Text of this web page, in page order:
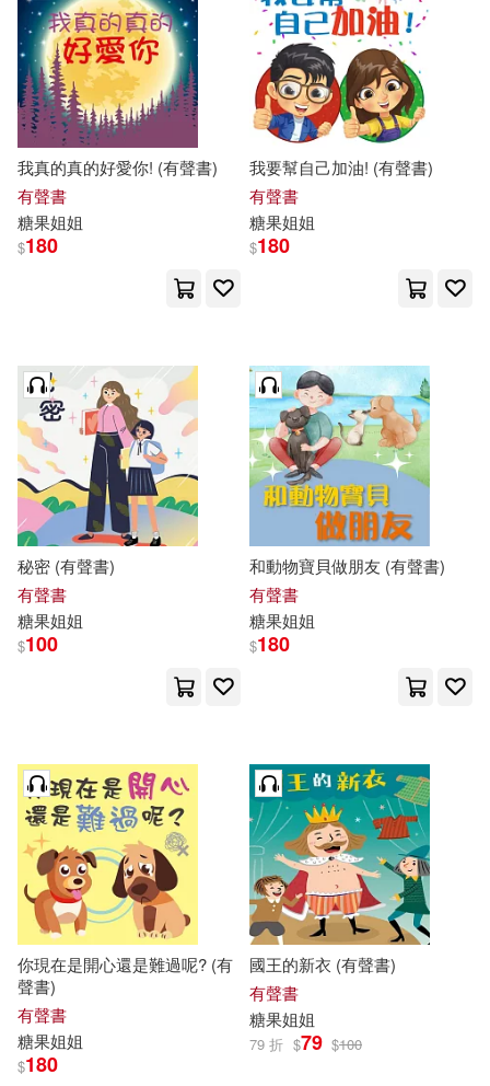
我真的真的好愛你! (有聲書)
有聲書
糖果姐姐
$180
我要幫自己加油! (有聲書)
有聲書
糖果姐姐
$180
秘密 (有聲書)
有聲書
糖果姐姐
$100
和動物寶貝做朋友 (有聲書)
有聲書
糖果姐姐
$180
你現在是開心還是難過呢? (有
聲書)
有聲書
糖果姐姐
$180
國王的新衣 (有聲書)
有聲書
糖果姐姐
79 折 $79 $100